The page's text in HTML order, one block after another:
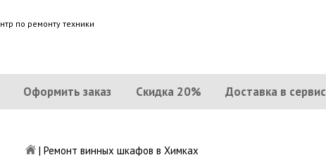
по ремонту техники
Оформить заказ Скидка 20% Доставка в сервис
| Ремонт винных шкафов в Химках